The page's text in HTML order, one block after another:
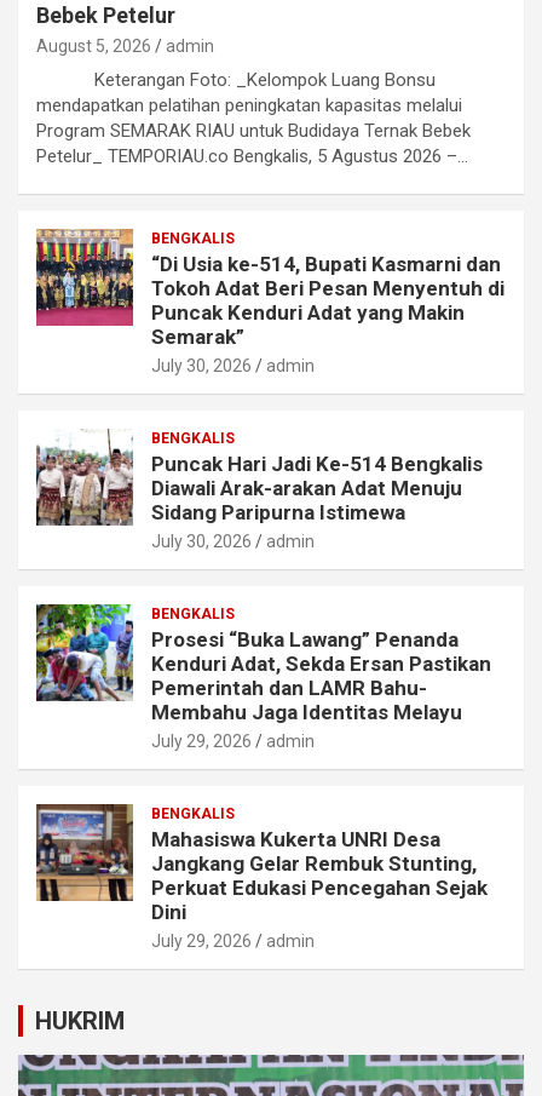
Bebek Petelur
August 5, 2026 admin
Keterangan Foto: _Kelompok Luang Bonsu
mendapatkan pelatihan peningkatan kapasitas melalui
Program SEMARAK RIAU untuk Budidaya Ternak Bebek
Petelur_ TEMPORIAU.co Bengkalis, 5 Agustus 2026 –…
BENGKALIS
“Di Usia ke-514, Bupati Kasmarni dan
Tokoh Adat Beri Pesan Menyentuh di
Puncak Kenduri Adat yang Makin
Semarak”
July 30, 2026 admin
BENGKALIS
Puncak Hari Jadi Ke-514 Bengkalis
Diawali Arak-arakan Adat Menuju
Sidang Paripurna Istimewa
July 30, 2026 admin
BENGKALIS
Prosesi “Buka Lawang” Penanda
Kenduri Adat, Sekda Ersan Pastikan
Pemerintah dan LAMR Bahu-
Membahu Jaga Identitas Melayu
July 29, 2026 admin
BENGKALIS
Mahasiswa Kukerta UNRI Desa
Jangkang Gelar Rembuk Stunting,
Perkuat Edukasi Pencegahan Sejak
Dini
July 29, 2026 admin
HUKRIM